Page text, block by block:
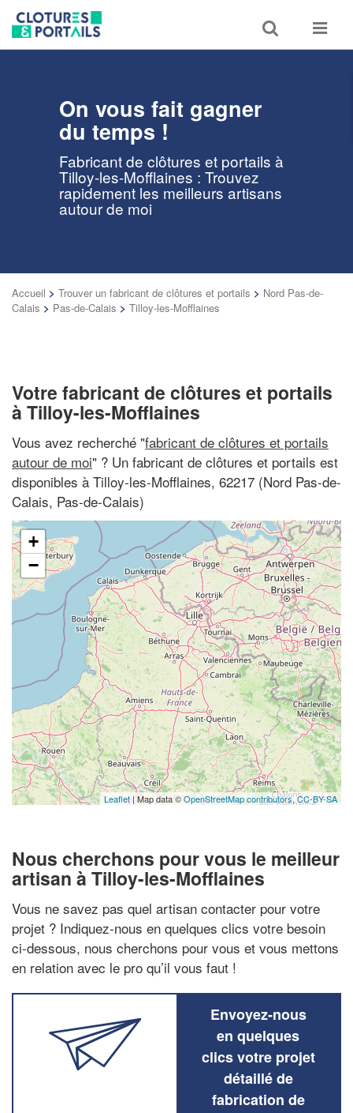
Toggle
search
Toggle
On vous fait gagner
du temps !
Fabricant de clôtures et portails à
Tilloy-les-Mofflaines : Trouvez
rapidement les meilleurs artisans
autour de moi
Accueil > Trouver un fabricant de clôtures et portails > Nord Pas-de-
Calais > Pas-de-Calais > Tilloy-les-Mofflaines
Votre fabricant de clôtures et portails
à Tilloy-les-Mofflaines
Vous avez recherché "fabricant de clôtures et portails
autour de moi" ? Un fabricant de clôtures et portails est
disponibles à Tilloy-les-Mofflaines, 62217 (Nord Pas-de-
Calais, Pas-de-Calais)
+
−
Leaflet| Map data ©OpenStreetMap contributors,CC-BY-SA
Nous cherchons pour vous le meilleur
artisan à Tilloy-les-Mofflaines
Vous ne savez pas quel artisan contacter pour votre
projet ? Indiquez-nous en quelques clics votre besoin
ci-dessous, nous cherchons pour vous et vous mettons
en relation avec le pro qu’il vous faut !
Envoyez-nous
en quelques
clics votre projet
détaillé de
fabrication de